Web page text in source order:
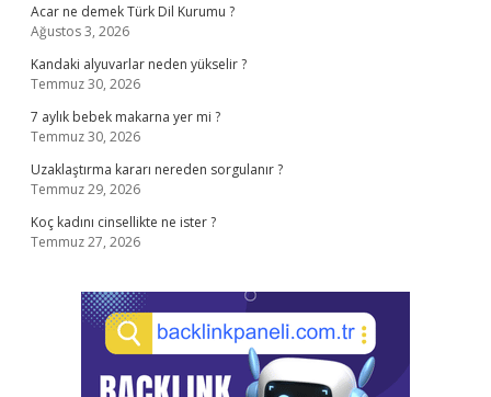
Acar ne demek Türk Dil Kurumu ?
Ağustos 3, 2026
Kandaki alyuvarlar neden yükselir ?
Temmuz 30, 2026
7 aylık bebek makarna yer mi ?
Temmuz 30, 2026
Uzaklaştırma kararı nereden sorgulanır ?
Temmuz 29, 2026
Koç kadını cinsellikte ne ister ?
Temmuz 27, 2026